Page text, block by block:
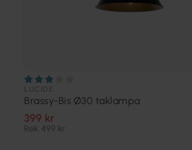
Brassy-Bis Ø30 taklampa
399 kr
Rek. 499 kr